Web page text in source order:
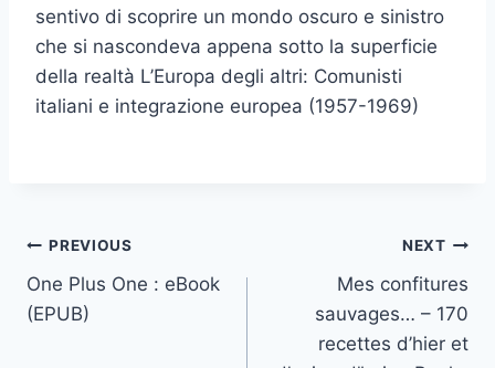
sentivo di scoprire un mondo oscuro e sinistro
che si nascondeva appena sotto la superficie
della realtà L’Europa degli altri: Comunisti
italiani e integrazione europea (1957-1969)
PREVIOUS
One Plus One : eBook
(EPUB)
NEXT
Mes confitures
sauvages… – 170
recettes d’hier et